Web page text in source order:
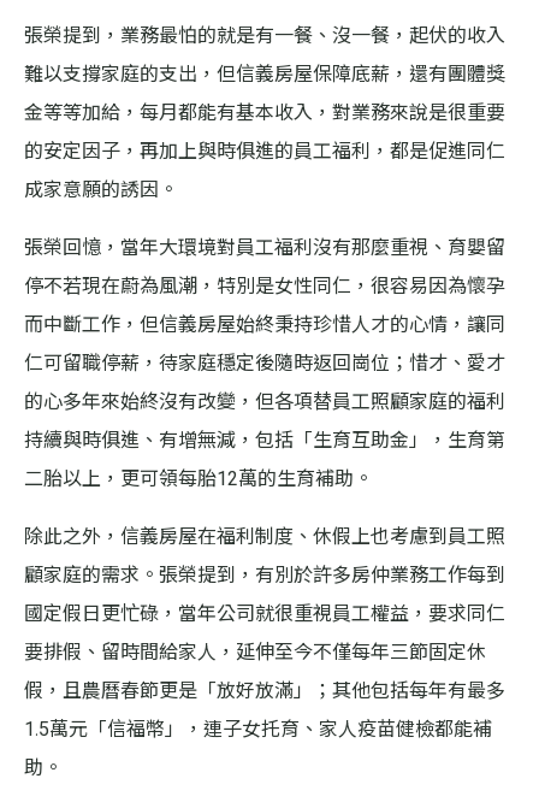
張榮提到，業務最怕的就是有一餐、沒一餐，起伏的收入
難以支撐家庭的支出，但信義房屋保障底薪，還有團體獎
金等等加給，每月都能有基本收入，對業務來說是很重要
的安定因子，再加上與時俱進的員工福利，都是促進同仁
成家意願的誘因。
張榮回憶，當年大環境對員工福利沒有那麼重視、育嬰留
停不若現在蔚為風潮，特別是女性同仁，很容易因為懷孕
而中斷工作，但信義房屋始終秉持珍惜人才的心情，讓同
仁可留職停薪，待家庭穩定後隨時返回崗位；惜才、愛才
的心多年來始終沒有改變，但各項替員工照顧家庭的福利
持續與時俱進、有增無減，包括「生育互助金」，生育第
二胎以上，更可領每胎12萬的生育補助。
除此之外，信義房屋在福利制度、休假上也考慮到員工照
顧家庭的需求。張榮提到，有別於許多房仲業務工作每到
國定假日更忙碌，當年公司就很重視員工權益，要求同仁
要排假、留時間給家人，延伸至今不僅每年三節固定休
假，且農曆春節更是「放好放滿」；其他包括每年有最多
1.5萬元「信福幣」，連子女托育、家人疫苗健檢都能補
助。